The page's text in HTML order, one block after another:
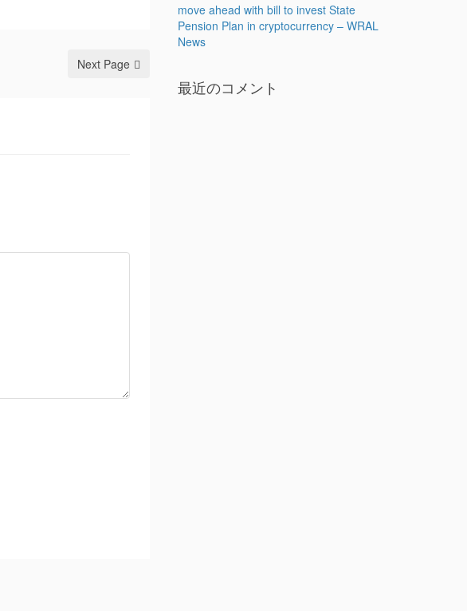
Next Page
move ahead with bill to invest State
Pension Plan in cryptocurrency – WRAL
News
最近のコメント